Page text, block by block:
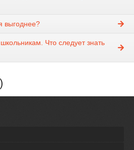
выгоднее?
Что следует знать